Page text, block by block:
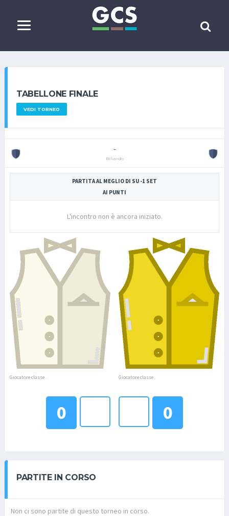
TABELLONE FINALE
VEDI TORNEO
-
Biliardo
PARTITA AL MEGLIO DI SU -1 SET
AI PUNTI
L'incontro non è ancora iniziato.
Giocatore classe . Giocatore classe .
0 0
PARTITE IN CORSO
Non ci sono partite di questo torneo in corso.